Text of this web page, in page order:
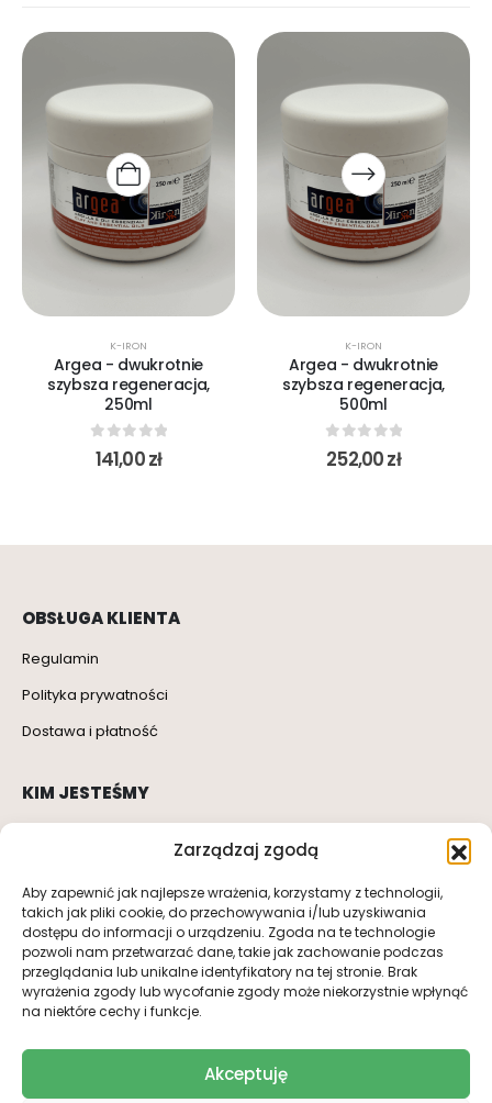
Zarządzaj zgodą
Aby zapewnić jak najlepsze wrażenia, korzystamy z technologii,
takich jak pliki cookie, do przechowywania i/lub uzyskiwania
dostępu do informacji o urządzeniu. Zgoda na te technologie
pozwoli nam przetwarzać dane, takie jak zachowanie podczas
przeglądania lub unikalne identyfikatory na tej stronie. Brak
wyrażenia zgody lub wycofanie zgody może niekorzystnie wpłynąć
na niektóre cechy i funkcje.
Akceptuję
K-IRON
Argea - dwukrotnie
szybsza regeneracja,
250ml
0out of 5
141,00zł
K-IRON
Argea - dwukrotnie
szybsza regeneracja,
500ml
0out of 5
252,00zł
OBSŁUGA KLIENTA
Regulamin
Polityka prywatności
Dostawa i płatność
KIM JESTEŚMY
SOCIAL MEDIA